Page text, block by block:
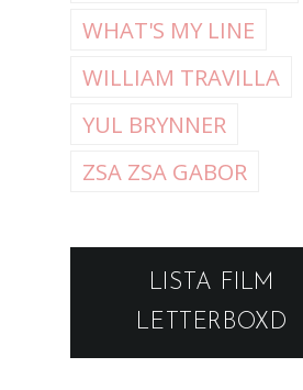
WHAT'S MY LINE
WILLIAM TRAVILLA
YUL BRYNNER
ZSA ZSA GABOR
LISTA FILM
LETTERBOXD